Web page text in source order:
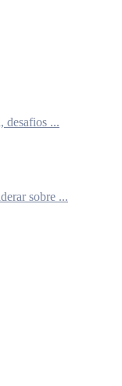
desafios ...
sobre ...